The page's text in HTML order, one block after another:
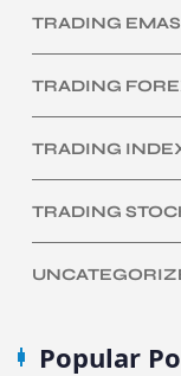
TRADING EMAS
TRADING
TRADING
TRADING
Popular